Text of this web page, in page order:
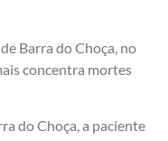
Barra do Choça, no
concentra mortes
do Choça, a paciente